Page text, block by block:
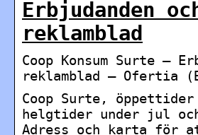
Erbjudanden
reklamblad
Coop Konsum Surte –
reklamblad – Ofertia
Coop Surte, öppettider
helgtider under jul
Adress och karta för